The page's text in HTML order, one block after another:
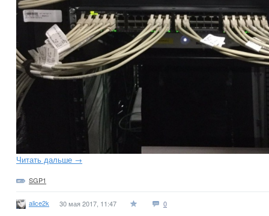
Читать дальше →
SGP1
alice2k 30 мая 2017, 11:47 0